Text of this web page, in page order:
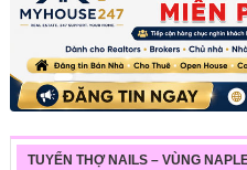
TUYỂN THỢ NAILS – VÙNG